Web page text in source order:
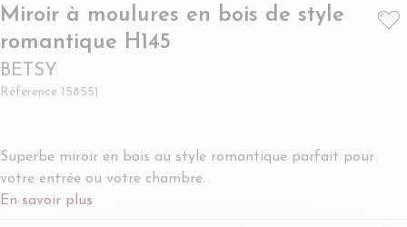
Miroir à moulures en bois de style
romantique H145
BETSY
Référence 158551
Superbe miroir en bois au style romantique parfait pour
votre entrée ou votre chambre.
En savoir plus